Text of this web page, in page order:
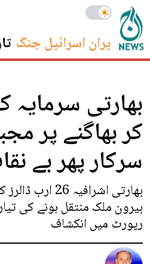
ایران اسرائیل جنگ
بھارتی سرمایہ
کر بھاگنے پر
سرکار پھر بے
بھارتی اشرافیہ
بیرون ملک منتقل ہونے کی
رپورٹ میں انکشاف